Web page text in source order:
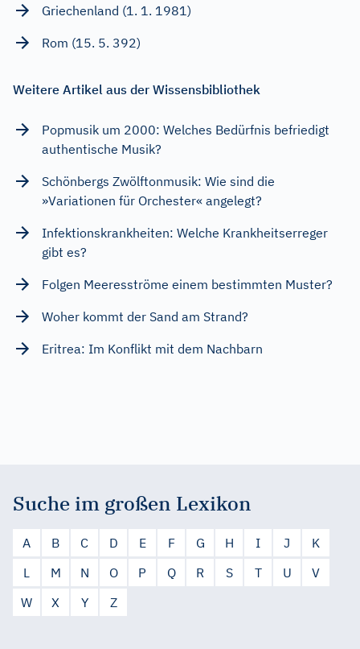
Griechenland (1. 1. 1981)
Rom (15. 5. 392)
Weitere Artikel aus der Wissensbibliothek
Popmusik um 2000: Welches Bedürfnis befriedigt
authentische Musik?
Schönbergs Zwölftonmusik: Wie sind die
»Variationen für Orchester« angelegt?
Infektionskrankheiten: Welche Krankheitserreger
gibt es?
Folgen Meeresströme einem bestimmten Muster?
Woher kommt der Sand am Strand?
Eritrea: Im Konflikt mit dem Nachbarn
Suche im großen Lexikon
A B C D E F G H I J
K
L
M N O P Q R S T U
V
W
X Y Z